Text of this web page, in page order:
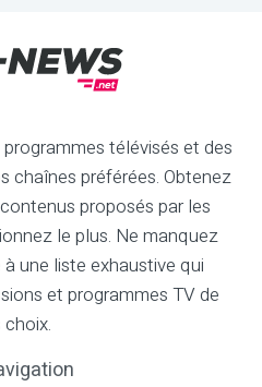
télévisés et des
chaînes préférées. Obtenez
proposés par les
le plus. Ne manquez
une liste exhaustive qui
et programmes TV de